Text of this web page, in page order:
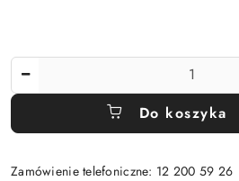
Do koszyka
Zamówienie telefoniczne: 12 200 59 26